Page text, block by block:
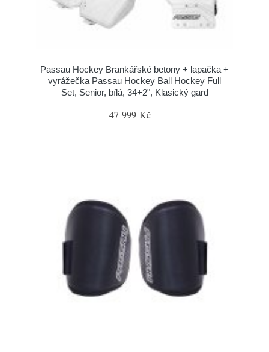
Passau Hockey Brankářské betony + lapačka +
vyrážečka Passau Hockey Ball Hockey Full
Set, Senior, bílá, 34+2", Klasický gard
47 999 Kč